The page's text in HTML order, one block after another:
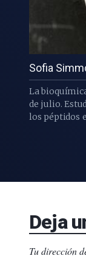
Sofia
La
de julio.
los péptidos
Deja
Tu dirección